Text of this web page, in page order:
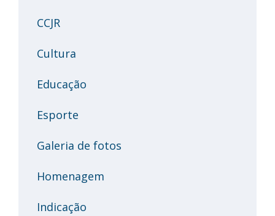
CCJR
Cultura
Educação
Esporte
Galeria de fotos
Homenagem
Indicação